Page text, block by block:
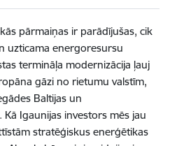
pārmaiņas ir parādījušas, cik
uzticama energoresursu
termināļa modernizācija ļauj
gāzi no rietumu valstīm,
Baltijas un
Igaunijas investors mēs jau
stratēģiskus enerģētikas